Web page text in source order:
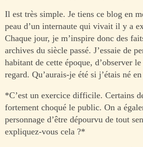
Il est très simple. Je tiens ce blog en
peau d’un internaute qui vivait il y a
Chaque jour, je m’inspire donc des
archives du siècle passé. J’essaie de
habitant de cette époque, d’observer
regard. Qu’aurais-je été si j’étais né
*C’est un exercice difficile. Certains
fortement choqué le public. On a
personnage d’être dépourvu de tout
expliquez-vous cela ?*